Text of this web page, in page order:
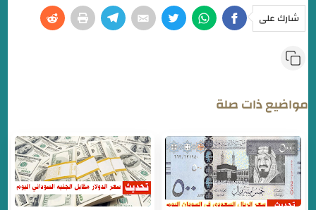
شارك على
مواضيع ذات صلة